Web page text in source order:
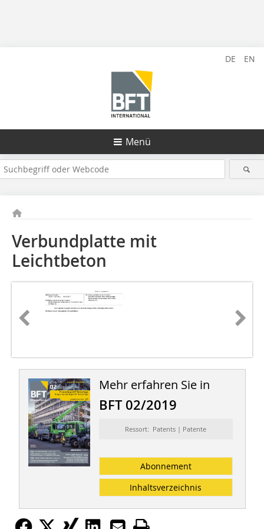
DE EN
Menü
Verbundplatte mit
Leichtbeton
Mehr erfahren Sie in
BFT 02/2019
Ressort: Patents | Patente
Abonnement
Inhaltsverzeichnis